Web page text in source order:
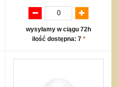
wysyłamy w ciągu 72h
ilość dostępna: 7 *